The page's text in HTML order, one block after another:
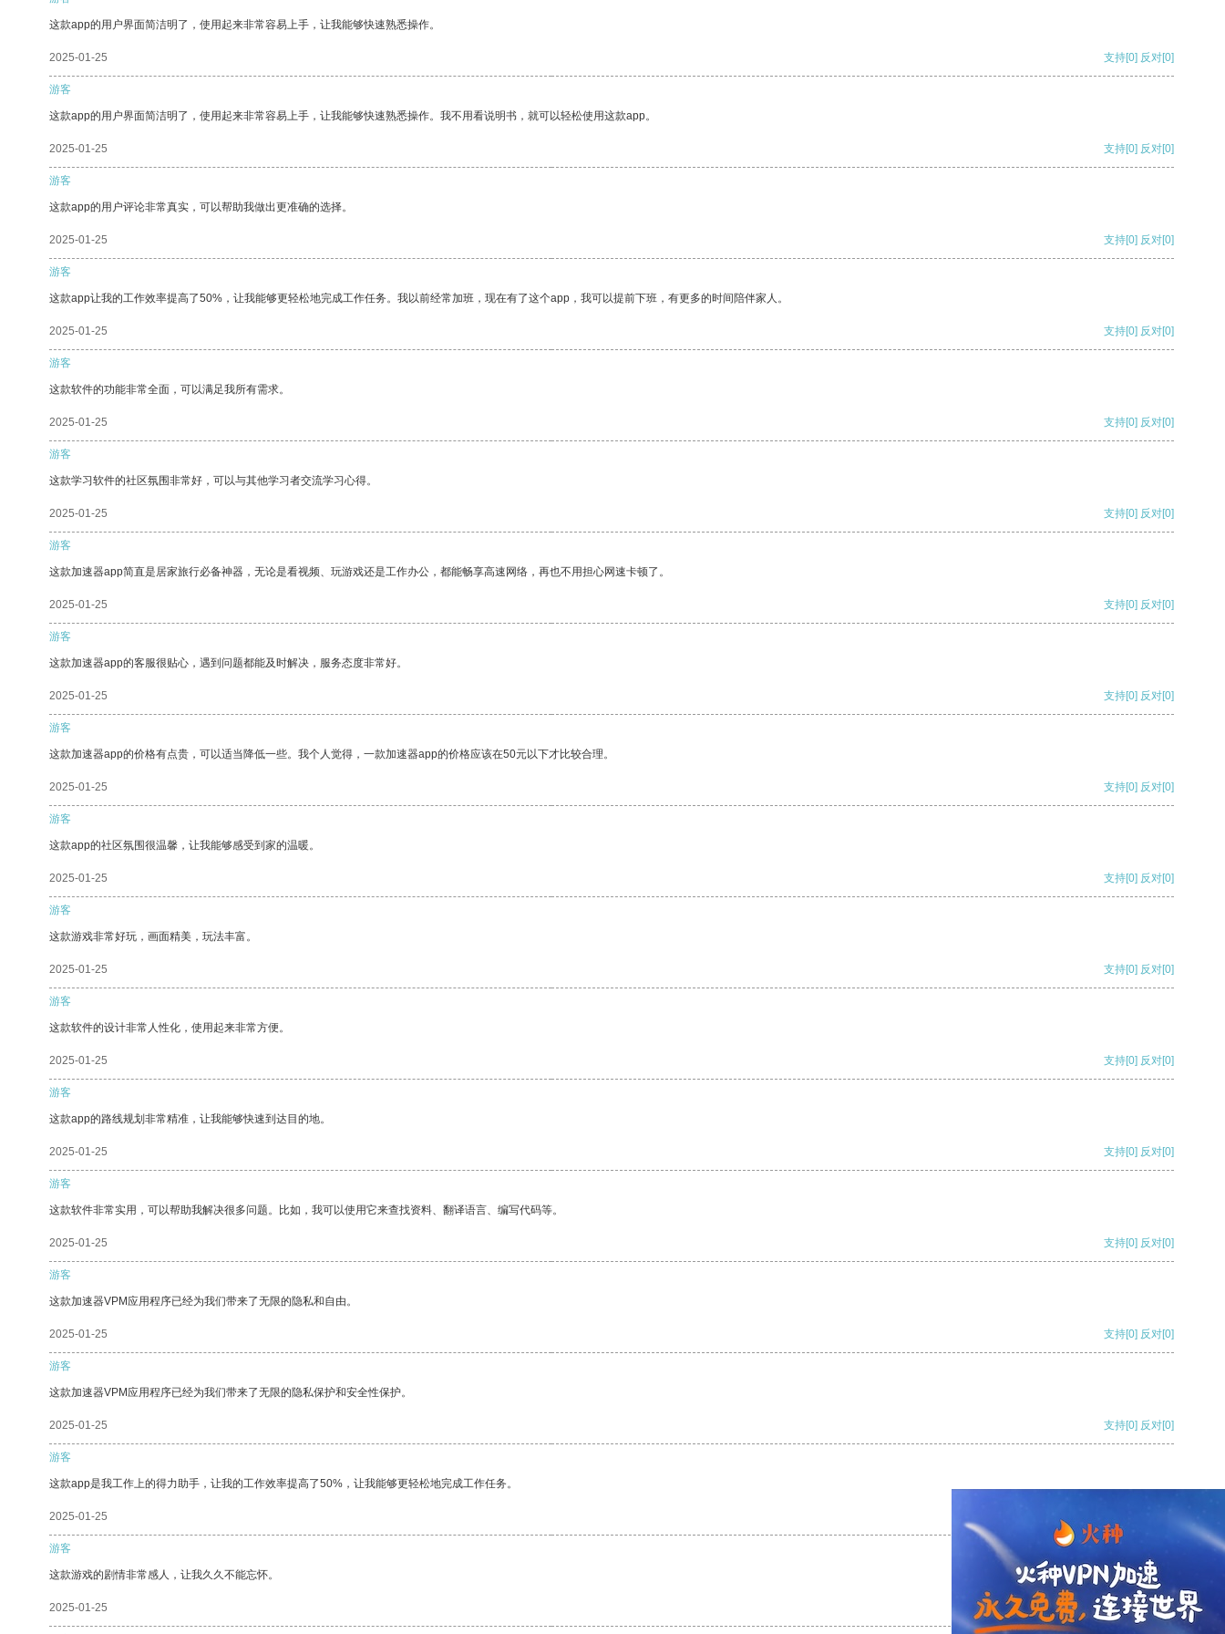
这款app的用户界面简洁明了，使用起来非常容易上手，让我能够快速熟悉操作。
2025-01-25 支持[0] 反对[0]
游客
这款app的用户界面简洁明了，使用起来非常容易上手，让我能够快速熟悉操作。我不用看说明书，就可以轻松使用这款app。
2025-01-25 支持[0] 反对[0]
游客
这款app的用户评论非常真实，可以帮助我做出更准确的选择。
2025-01-25 支持[0] 反对[0]
游客
这款app让我的工作效率提高了50%，让我能够更轻松地完成工作任务。我以前经常加班，现在有了这个app，我可以提前下班，有更多的时间陪伴家人。
2025-01-25 支持[0] 反对[0]
游客
这款软件的功能非常全面，可以满足我所有需求。
2025-01-25 支持[0] 反对[0]
游客
这款学习软件的社区氛围非常好，可以与其他学习者交流学习心得。
2025-01-25 支持[0] 反对[0]
游客
这款加速器app简直是居家旅行必备神器，无论是看视频、玩游戏还是工作办公，都能畅享高速网络，再也不用担心网速卡顿了。
2025-01-25 支持[0] 反对[0]
游客
这款加速器app的客服很贴心，遇到问题都能及时解决，服务态度非常好。
2025-01-25 支持[0] 反对[0]
游客
这款加速器app的价格有点贵，可以适当降低一些。我个人觉得，一款加速器app的价格应该在50元以下才比较合理。
2025-01-25 支持[0] 反对[0]
游客
这款app的社区氛围很温馨，让我能够感受到家的温暖。
2025-01-25 支持[0] 反对[0]
游客
这款游戏非常好玩，画面精美，玩法丰富。
2025-01-25 支持[0] 反对[0]
游客
这款软件的设计非常人性化，使用起来非常方便。
2025-01-25 支持[0] 反对[0]
游客
这款app的路线规划非常精准，让我能够快速到达目的地。
2025-01-25 支持[0] 反对[0]
游客
这款软件非常实用，可以帮助我解决很多问题。比如，我可以使用它来查找资料、翻译语言、编写代码等。
2025-01-25 支持[0] 反对[0]
游客
这款加速器VPM应用程序已经为我们带来了无限的隐私和自由。
2025-01-25 支持[0] 反对[0]
游客
这款加速器VPM应用程序已经为我们带来了无限的隐私保护和安全性保护。
2025-01-25 支持[0] 反对[0]
游客
这款app是我工作上的得力助手，让我的工作效率提高了50%，让我能够更轻松地完成工作任务。
2025-01-25
游客
这款游戏的剧情非常感人，让我久久不能忘怀。
2025-01-25 支持 [0] 反对[0]